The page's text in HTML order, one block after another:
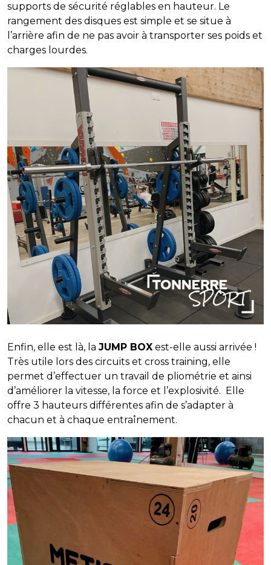
supports de sécurité réglables en hauteur. Le
rangement des disques est simple et se situe à
l’arrière afin de ne pas avoir à transporter ses poids et
charges lourdes.
Enfin, elle est là, la JUMP BOX est-elle aussi arrivée !
Très utile lors des circuits et cross training, elle
permet d’effectuer un travail de pliométrie et ainsi
d’améliorer la vitesse, la force et l’explosivité. Elle
offre 3 hauteurs différentes afin de s’adapter à
chacun et à chaque entraînement.